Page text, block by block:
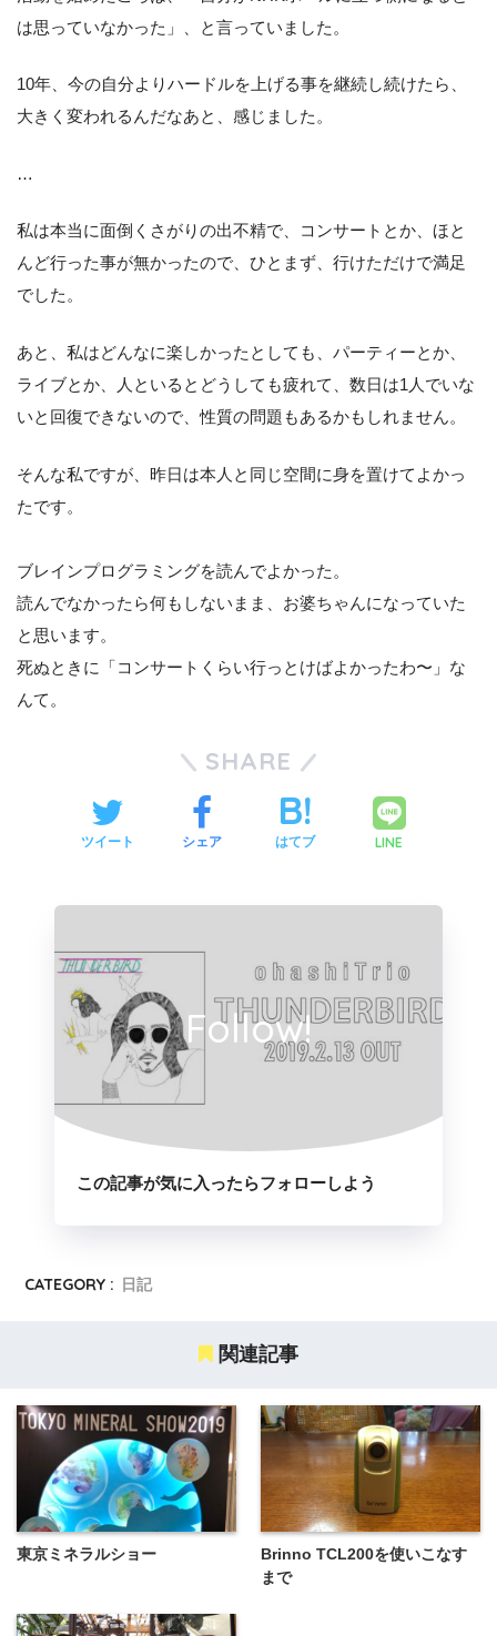
は思っていなかった」、と言っていました。
10年、今の自分よりハードルを上げる事を継続し続けたら、
大きく変われるんだなあと、感じました。
…
私は本当に面倒くさがりの出不精で、コンサートとか、ほと
んど行った事が無かったので、ひとまず、行けただけで満足
でした。
あと、私はどんなに楽しかったとしても、パーティーとか、
ライブとか、人といるとどうしても疲れて、数日は1人でいな
いと回復できないので、性質の問題もあるかもしれません。
そんな私ですが、昨日は本人と同じ空間に身を置けてよかっ
たです。
ブレインプログラミングを読んでよかった。
読んでなかったら何もしないまま、お婆ちゃんになっていた
と思います。
死ぬときに「コンサートくらい行っとけばよかったわ〜」な
んて。
SHARE
ツイート シェア はてブ LINE
Follow!
この記事が気に入ったらフォローしよう
CATEGORY : 日記
関連記事
東京ミネラルショー
Brinno TCL200を使いこなす
まで